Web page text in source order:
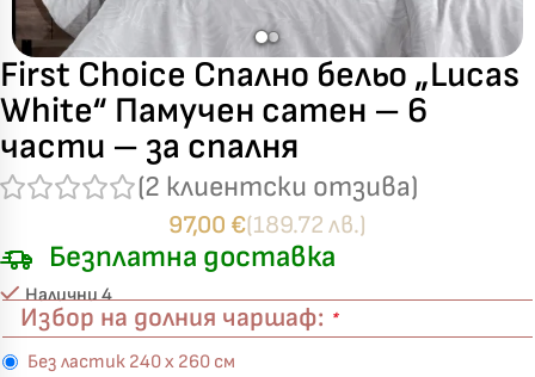
First Choice Спално бельо „Lucas
White“ Памучен сатен – 6
части – за спалня
(2 клиентски отзива)
97,00 €(189.72 лв.)
Безплатна доставка
Налични 4
Избор на долния чаршаф: *
Без ластик 240 х 260 см